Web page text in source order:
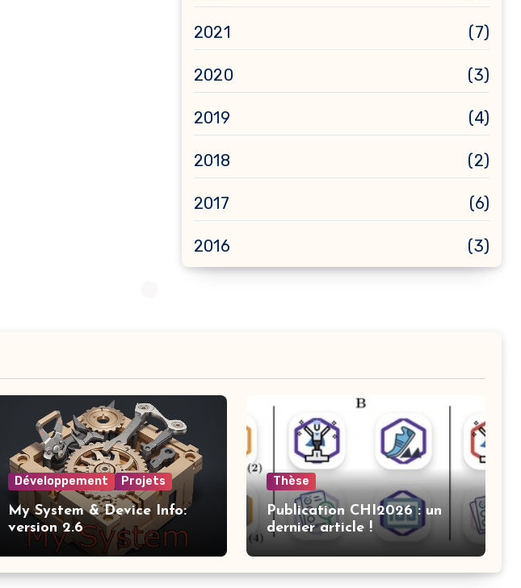
2021 (7)
2020 (3)
2019 (4)
2018 (2)
2017 (6)
2016 (3)
Développement Projets
My System & Device Info:
version 2.6
Thèse
Publication CHI2026 : un
dernier article !